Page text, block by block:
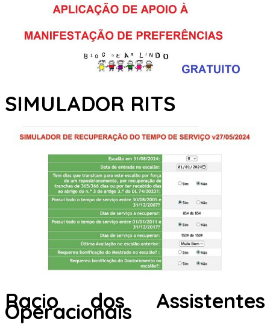
SIMULADOR RITS
Racio dos Assistentes
Operacionais